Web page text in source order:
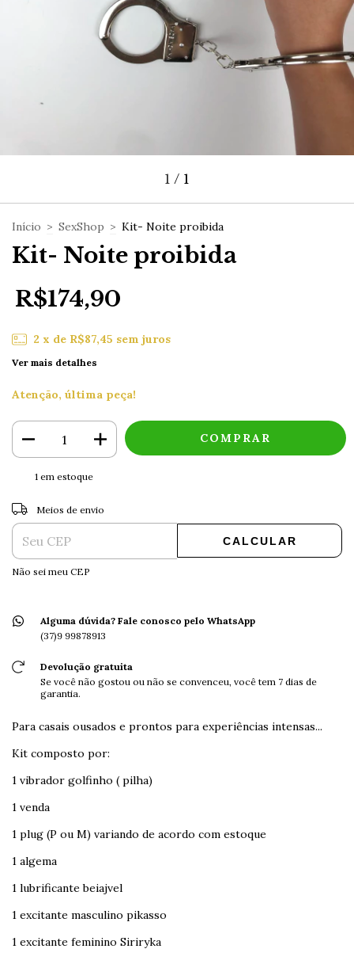
1 / 1
Início > SexShop > Kit- Noite proibida
Kit- Noite proibida
R$174,90
2 x de R$87,45 sem juros
Ver mais detalhes
Atenção, última peça!
1 em estoque
Entregas para o CEP:
Meios de envio
CALCULAR
Não sei meu CEP
Alguma dúvida? Fale conosco pelo WhatsApp
(37)9 99878913
Devolução gratuita
Se você não gostou ou não se convenceu, você tem 7 dias de
garantia.
Para casais ousados e prontos para experiências intensas...
Kit composto por:
1 vibrador golfinho ( pilha)
1 venda
1 plug (P ou M) variando de acordo com estoque
1 algema
1 lubrificante beiajvel
1 excitante masculino pikasso
1 excitante feminino Siriryka